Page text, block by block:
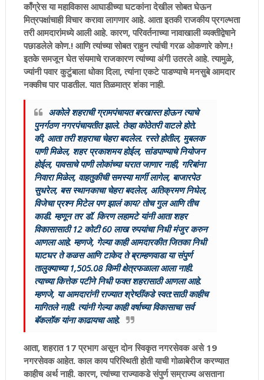
काँग्रेस या महाविकास आघाडीच्या घटकांना देखील सोबत घेऊन
मित्रपक्षांचाही विचार करावा लागणार आहे. आता इतकी राजकीय प्रगल्भता
तरी आमदारांमध्ये आली आहे. कारण, परिवर्तनाच्या नावाखाली व्यक्तीद्वेषाने
पछाडलेले कोण.! आणि त्यांच्या सोबत राहुन त्यांची गरळ ओकणारे कोण.!
इतके समजून घेत संयमाचे राजकारण त्यांच्या अंगी उतरले आहे. त्यामुळे,
ज्यांनी पवार कुटुंबाला धोका दिला, त्यांना एकटे पाडण्याचे मनसुबे आमदार
नक्कीच पार पाडतील. यात तिळमात्र शंका नाही.
अकोले शहराची ग्रामपंचायत बरखास्त होऊन त्याचे
पुनर्गठण नगरपंचायतीत झाले. तेव्हा कोठेतरी वाटले होते.
की, आता तरी शहराचा चेहरा बदलेल. रस्ते होतील, मुबलक
पाणी मिळेल, शहर प्रकाशमय होईल, सांडपाण्याचे नियोजन
होईल, पावसाचे पाणी लोकांच्या घरात जाणार नाही, गरिबांना
निवारा मिळेल, वाहतुकीची समस्या मार्गी लागेल, बाजारपेठ
सुधरेल, बस स्थानकाचा चेहरा बदलेल, अतिक्रमण निघेल,
विजेचा प्रश्न मिटेल पण झालं काय? तोच गुल आणि तीच
काडी. म्हणून तर डॉ. किरण लहामटे यांनी आता शहर
विकासासाठी 12 कोटी 60 लाख रुपयांचा निधी मंजुर करुन
आणला आहे. म्हणजे, गेल्या काही आमदारकीत जितका निधी
घाटघर ते कळस आणि टाकेद ते ब्राम्हणवाडा या संपुर्ण
तालुक्याच्या 1,505.08 किमी क्षेत्रफळाला आला नाही.
त्याच्या कित्तेक पटीने निधी फक्त शहरासाठी आणला आहे.
म्हणजे, या आमदारांनी राज्यात श्रेष्ठींकडे स्वत:साठी काहीच
मागितले नाही. त्यांनी गेल्या काही वर्षाच्या विकासाचा सर्व
बॅकलॉक यांना काढायचा आहे.
आता, शहरात 17 प्रभाग असून दोन स्विकृत नगरसेवक असे 19
नगरसेवक आहेत. काल काय परिस्थिती होती याची गोळाबेरीज करण्यात
काहीच अर्थ नाही. कारण, त्यांच्या राज्याकडे संपुर्ण सम्राज्य असताना